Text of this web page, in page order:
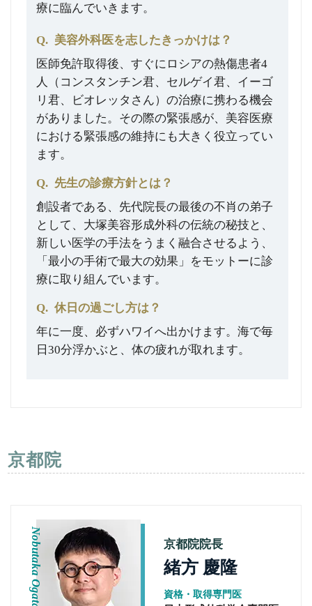
療に臨んでいきます。
Q. 美容外科医を志したきっかけは？
医師免許取得後、すぐにロシアの熱傷患者4
人（コンスタンチン君、セルゲイ君、イーゴ
リ君、ビオレッタさん）の治療に携わる機会
がありました。その際の緊張感が、美容医療
における緊張感の維持にも大きく役立ってい
ます。
Q. 先生の診療方針とは？
創設者である、先代院長の最後の不肖の弟子
として、大塚美容形成外科の伝統の秘技と、
新しい医学の手法をうまく融合させるよう、
「最小の手術で最大の効果」をモットーに診
療に取り組んでいます。
Q. 休日の過ごし方は？
年に一度、必ずハワイへ出かけます。海で毎
日30分浮かぶと、体の疲れが取れます。
京都院
Nobutaka Ogata 京都院院長
緒方 慶隆
資格・取得専門医